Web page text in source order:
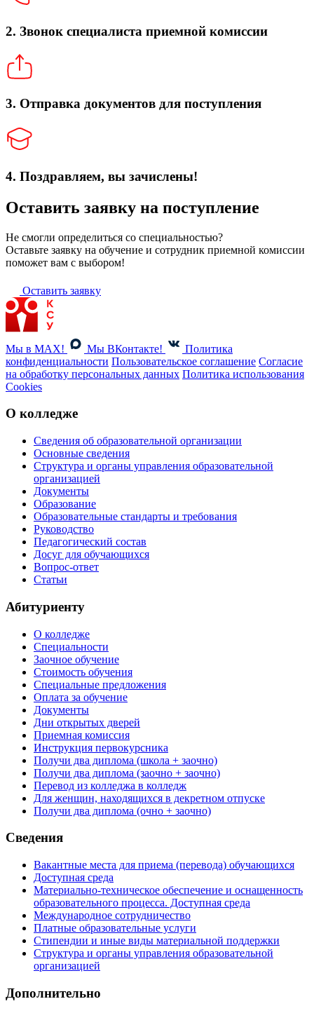
2. Звонок специалиста приемной комиссии
3. Отправка документов для поступления
4. Поздравляем, вы зачислены!
Оставить заявку на поступление
Не смогли определиться со специальностью?
Оставьте заявку на обучение и сотрудник приемной комиссии
поможет вам с выбором!
Оставить заявку
Мы в MAX! Мы ВКонтакте!
Политика
конфиденциальности Пользовательское соглашение Согласие
на обработку персональных данных Политика использования
Cookies
О колледже
Сведения об образовательной организации
Основные сведения
Структура и органы управления образовательной
организацией
Документы
Образование
Образовательные стандарты и требования
Руководство
Педагогический состав
Досуг для обучающихся
Вопрос-ответ
Статьи
Абитуриенту
О колледже
Специальности
Заочное обучение
Стоимость обучения
Специальные предложения
Оплата за обучение
Документы
Дни открытых дверей
Приемная комиссия
Инструкция первокурсника
Получи два диплома (школа + заочно)
Получи два диплома (заочно + заочно)
Перевод из колледжа в колледж
Для женщин, находящихся в декретном отпуске
Получи два диплома (очно + заочно)
Сведения
Вакантные места для приема (перевода) обучающихся
Доступная среда
Материально-техническое обеспечение и оснащенность
образовательного процесса. Доступная среда
Международное сотрудничество
Платные образовательные услуги
Стипендии и иные виды материальной поддержки
Структура и органы управления образовательной
организацией
Дополнительно